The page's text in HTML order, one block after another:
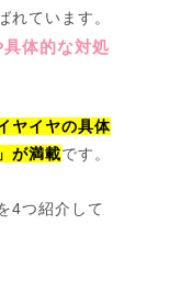
れています。
具体的な対処
ヤイヤの具体
が満載です​。
4つ紹介して